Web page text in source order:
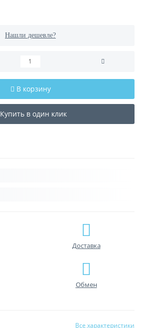
Нашли дешевле?
В корзину
Купить в один клик
Доставка
Обмен
Все характеристики